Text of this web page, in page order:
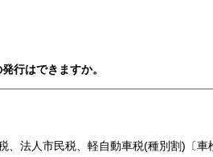
行はできますか。
法人市民税、軽自動車税(種別割)〔